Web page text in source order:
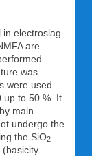
in electroslag
are
was
were used
up to 50 %. It
main
undergo the
the SiO2
(basicity